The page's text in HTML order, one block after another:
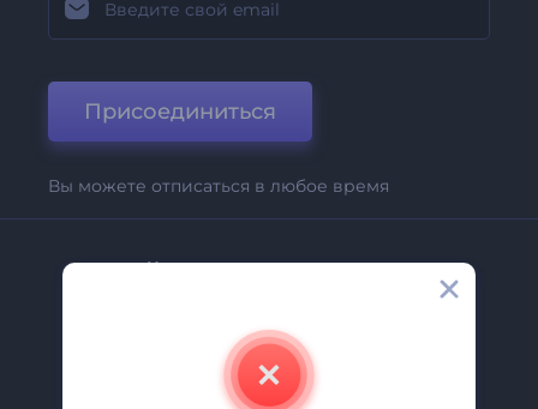
Присоединиться
Вы можете отписаться в любое время
Компания
Свяжитесь С Нами